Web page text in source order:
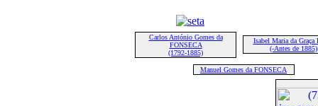
Carlos António Gomes da
FONSECA
(1792-1885)
Isabel Maria da
(-Antes de 1885)
Manuel Gomes da FONSECA